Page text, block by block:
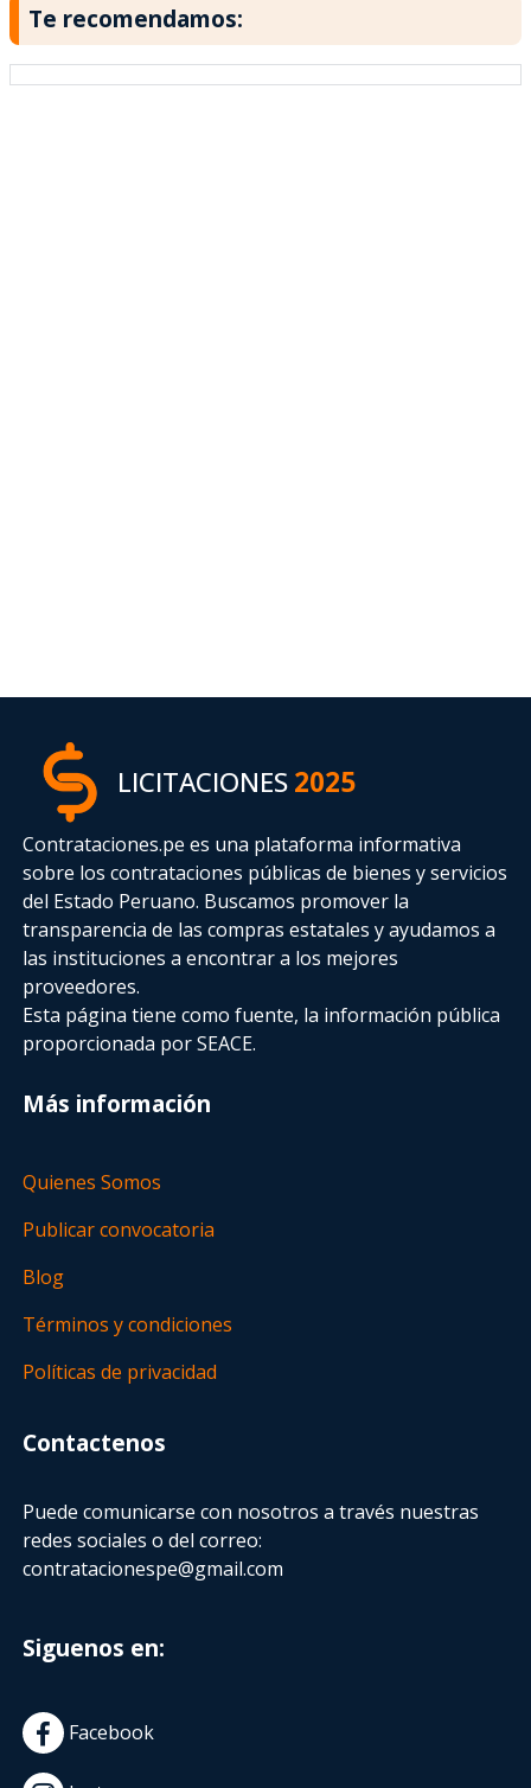
Te recomendamos:
LICITACIONES2025
Contrataciones.pe es una plataforma informativa
sobre los contrataciones públicas de bienes y servicios
del Estado Peruano. Buscamos promover la
transparencia de las compras estatalesy ayudamos a
las instituciones a encontrar a los mejores
proveedores.
Esta página tiene como fuente, la información pública
proporcionada por SEACE.
Más información
Quienes Somos
Publicar convocatoria
Blog
Términos y condiciones
Políticas de privacidad
Contactenos
Puede comunicarse con nosotros a través nuestras
redes sociales o del correo:
contratacionespe@gmail.com
Siguenos en:
Facebook